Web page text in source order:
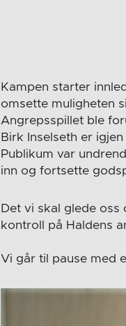
Kampen starter
omsette muligheten
Angrepsspillet ble
Birk Inselseth er
Publikum var
inn og fortsette
Det vi skal glede
kontroll på Haldens
Vi går til pause med